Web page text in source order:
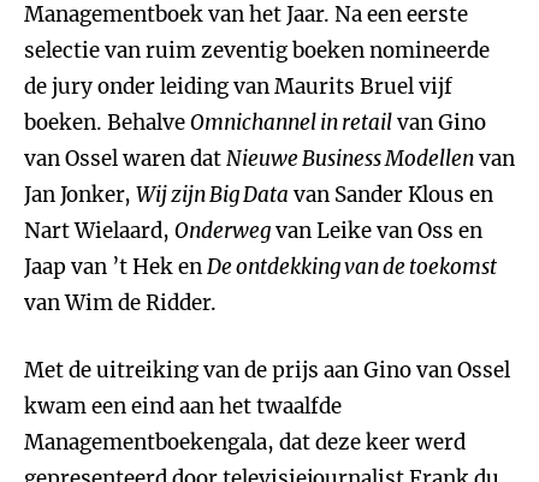
Managementboek van het Jaar. Na een eerste
selectie van ruim zeventig boeken nomineerde
de jury onder leiding van Maurits Bruel vijf
boeken. BehalveOmnichannel in retailvan Gino
van Ossel waren datNieuwe Business Modellenvan
Jan Jonker, Wij zijn Big Data van Sander Klous en
Nart Wielaard, Onderwegvan Leike van Oss en
Jaap van ’t Hek enDe ontdekking van de toekomst
van Wim de Ridder.
Met de uitreiking van de prijs aan Gino van Ossel
kwam een eind aan het twaalfde
Managementboekengala, dat deze keer werd